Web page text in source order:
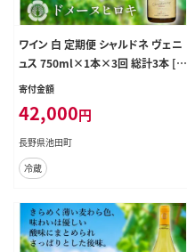
ワイン 白 定期便 シャルドネ ヴェニ
ュス 750ml×1本×3回 総計3本 [ヴ
ィニョブル安曇野 長野県 池田町 48
寄付金額
42,000円
長野県池田町
冷蔵